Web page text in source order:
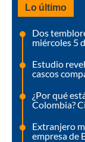
Lo último
Dos
miércoles 5
Estudio
cascos
¿Por qué
Colombia?
Extranjero
empresa de